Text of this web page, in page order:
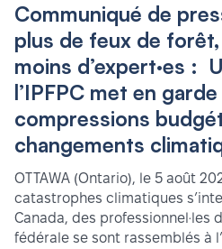
Communiqué de
plus de feux de
moins d’expert·es :
l’IPFPC met en
compressions
changements
OTTAWA (Ontario), le 5 août
catastrophes climatiques
Canada, des professionnel·les
fédérale se sont rassemblés à